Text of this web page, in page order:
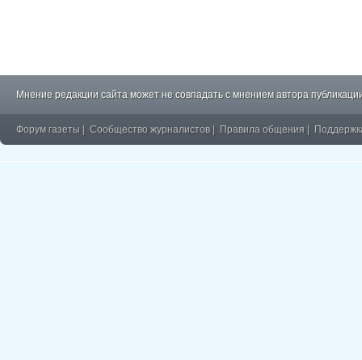
Мнение редакции сайта может не совпадать с мнением автора
Форум газеты Сообщество журналистов Правила общения
�